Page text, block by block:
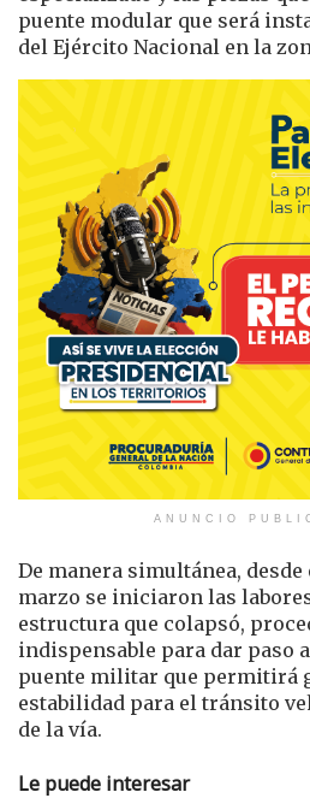
puente modular que será
del Ejército Nacional en la
ANUNCIO
De manera simultánea, desde
marzo se iniciaron las
estructura que colapsó,
indispensable para dar paso
puente militar que permitirá
estabilidad para el tránsito
de la vía.
Le puede interesar